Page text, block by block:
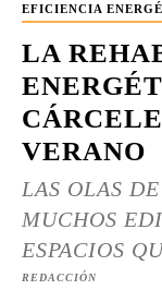
EFICIENCIA
LA
VERANO
LAS OLAS
MUCHOS
ESPACIOS
REDACCIÓN